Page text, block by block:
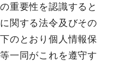
重要性を認識すると
関する法令及びその
のとおり個人情報保
一同がこれを遵守す